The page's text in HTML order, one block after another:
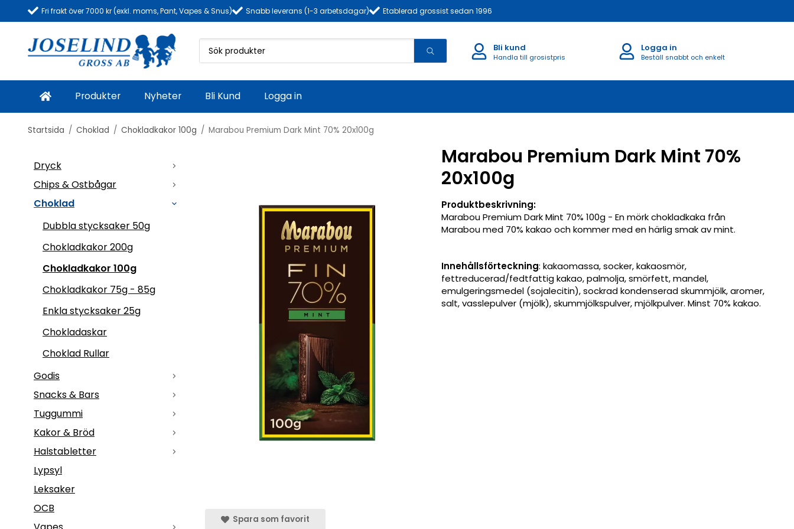
Fri frakt över 7000 kr (exkl. moms, Pant, Vapes & Snus) Snabb leverans (1-3 arbetsdagar) Etablerad grossist sedan 1996
Bli kund
Handla till grosistpris
Logga in
Beställ snabbt och enkelt
Produkter Nyheter Bli Kund Logga in
Startsida / Choklad / Chokladkakor 100g / Marabou Premium Dark Mint 70% 20x100g
Dryck
Chips & Ostbågar
Choklad
Dubbla stycksaker 50g
Chokladkakor 200g
Chokladkakor 100g
Chokladkakor 75g - 85g
Enkla stycksaker 25g
Chokladaskar
Choklad Rullar
Godis
Snacks & Bars
Tuggummi
Kakor & Bröd
Halstabletter
Lypsyl
Leksaker
OCB
Marabou Premium Dark Mint 70%
20x100g
Produktbeskrivning:
Marabou Premium Dark Mint 70% 100g - En mörk chokladkaka från
Marabou med 70% kakao och kommer med en härlig smak av mint.
Innehållsförteckning: kakaomassa, socker, kakaosmör,
fettreducerad/fedtfattig kakao, palmolja, smörfett, mandel,
emulgeringsmedel (sojalecitin), sockrad kondenserad skummjölk, aromer,
salt, vasslepulver (mjölk), skummjölkspulver, mjölkpulver. Minst 70% kakao.
Spara som favorit